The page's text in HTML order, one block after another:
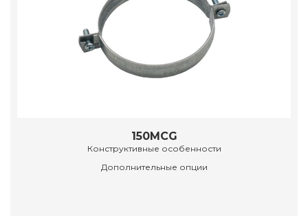
150MCG
Конструктивные особенности
Дополнительные опции